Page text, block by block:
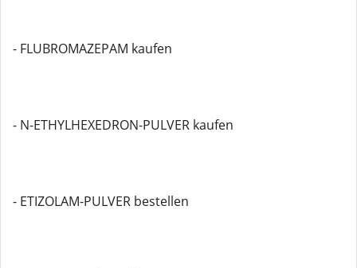
- FLUBROMAZEPAM kaufen
- N-ETHYLHEXEDRON-PULVER kaufen
- ETIZOLAM-PULVER bestellen